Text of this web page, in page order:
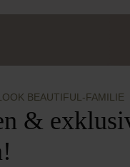
BEAUTIFUL-FAMILIE
&